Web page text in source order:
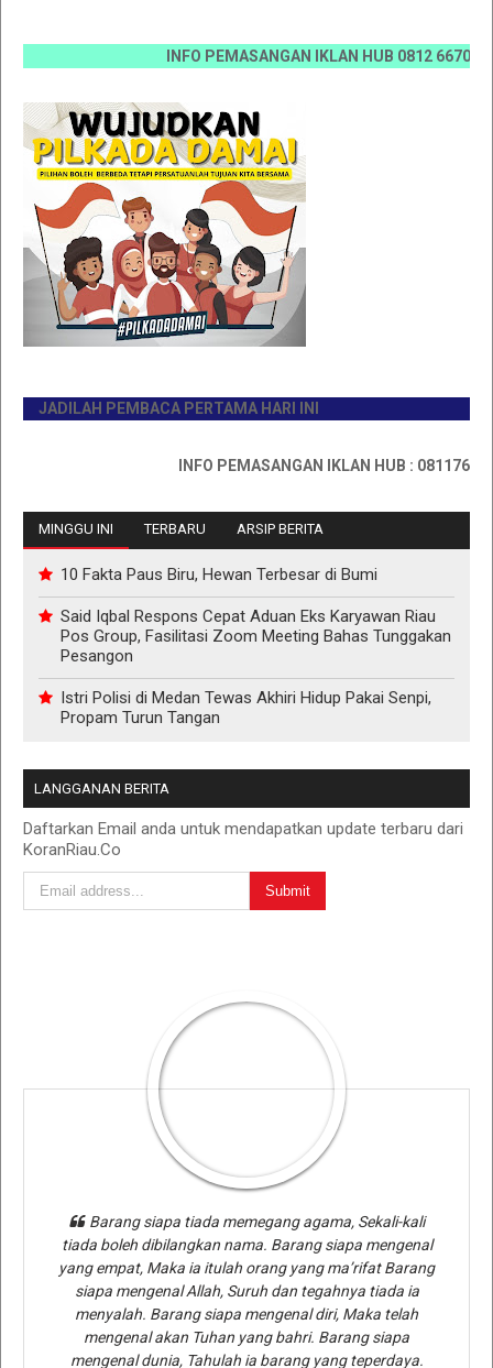
INFO PEMASANGAN IKLAN HUB 0812 6670
JADILAH PEMBACA PERTAMA HARI INI
INFO PEMASANGAN IKLAN HUB : 0811767335
MINGGU INI TERBARU ARSIP BERITA
10 Fakta Paus Biru, Hewan Terbesar di Bumi
Said Iqbal Respons Cepat Aduan Eks Karyawan Riau
Pos Group, Fasilitasi Zoom Meeting Bahas Tunggakan
Pesangon
Istri Polisi di Medan Tewas Akhiri Hidup Pakai Senpi,
Propam Turun Tangan
LANGGANAN BERITA
Daftarkan Email anda untuk mendapatkan update terbaru dari
KoranRiau.Co
Barang siapa tiada memegang agama, Sekali-kali
tiada boleh dibilangkan nama. Barang siapa mengenal
yang empat, Maka ia itulah orang yang ma’rifat Barang
siapa mengenal Allah, Suruh dan tegahnya tiada ia
menyalah. Barang siapa mengenal diri, Maka telah
mengenal akan Tuhan yang bahri. Barang siapa
mengenal dunia, Tahulah ia barang yang teperdaya.